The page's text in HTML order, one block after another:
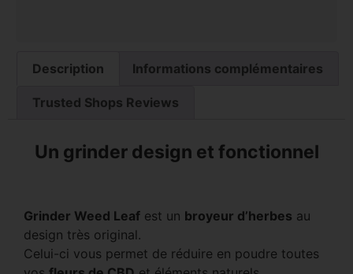
Description Informations complémentaires
Trusted Shops Reviews
Un grinder design et fonctionnel
Grinder Weed Leaf est un broyeur d’herbes au
design très original.
Celui-ci vous permet de réduire en poudre toutes